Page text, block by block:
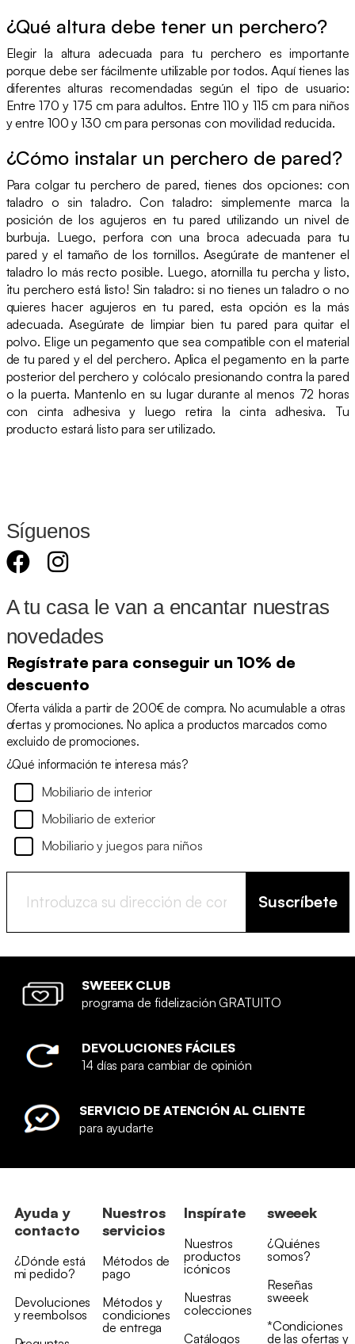
¿Qué altura debe tener un perchero?
Elegir la altura adecuada para tu perchero es importante
porque debe ser fácilmente utilizable por todos. Aquí tienes las
diferentes alturas recomendadas según el tipo de usuario:
Entre 170 y 175 cm para adultos. Entre 110 y 115 cm para niños
y entre 100 y 130 cm para personas con movilidad reducida.
¿Cómo instalar un perchero de pared?
Para colgar tu perchero de pared, tienes dos opciones: con
taladro o sin taladro. Con taladro: simplemente marca la
posición de los agujeros en tu pared utilizando un nivel de
burbuja. Luego, perfora con una broca adecuada para tu
pared y el tamaño de los tornillos. Asegúrate de mantener el
taladro lo más recto posible. Luego, atornilla tu percha y listo,
¡tu perchero está listo! Sin taladro: si no tienes un taladro o no
quieres hacer agujeros en tu pared, esta opción es la más
adecuada. Asegúrate de limpiar bien tu pared para quitar el
polvo. Elige un pegamento que sea compatible con el material
de tu pared y el del perchero. Aplica el pegamento en la parte
posterior del perchero y colócalo presionando contra la pared
o la puerta. Mantenlo en su lugar durante al menos 72 horas
con cinta adhesiva y luego retira la cinta adhesiva. Tu
producto estará listo para ser utilizado.
Síguenos
A tu casa le van a encantar nuestras
novedades
Regístrate para conseguir un 10% de
descuento
Oferta válida a partir de 200€ de compra. No acumulable a otras
ofertas y promociones. No aplica a productos marcados como
excluido de promociones.
¿Qué información te interesa más?
Mobiliario de interior
Mobiliario de exterior
Mobiliario y juegos para niños
Suscríbete
SWEEEK CLUB
programa de fidelización GRATUITO
DEVOLUCIONES FÁCILES
14 días para cambiar de opinión
SERVICIO DE ATENCIÓN AL CLIENTE
para ayudarte
Ayuda y
contacto
¿Dónde está
mi pedido?
Devoluciones
y reembolsos
Nuestros
servicios
Métodos de
pago
Métodos y
condiciones
de entrega
Inspírate
Nuestros
productos
icónicos
Nuestras
colecciones
Catálogos
sweeek
¿Quiénes
somos?
Reseñas
sweeek
*Condiciones
de las ofertas y